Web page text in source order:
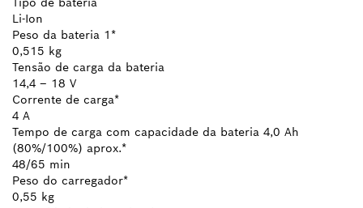
Li-Ion
Peso da bateria 1*
0,515 kg
Tensão de carga da bateria
14,4 – 18 V
Corrente de carga*
4 A
Tempo de carga com capacidade da bateria 4,0 Ah
(80%/100%) aprox.*
48/65 min
Peso do carregador*
0,55 kg